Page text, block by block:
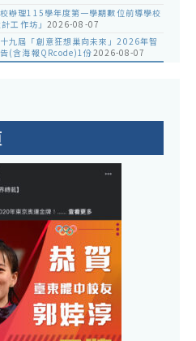
辦理115學年度第一學期數位前導學校
工作坊」 2026-08-07
九屆「創意狂想巢向未來」2026年智
(含海報QRcode)1份2026-08-07